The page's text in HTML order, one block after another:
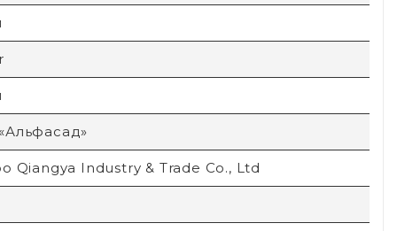
Qiangya Industry & Trade Co., Ltd